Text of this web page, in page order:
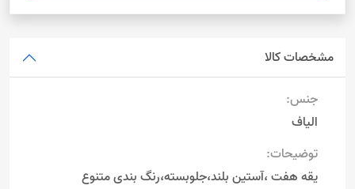
مشخصات کالا
جنس:
الیاف
توضیحات:
یقه هفت ،آستین بلند،جلوبسته،رنگ بندی متنوع